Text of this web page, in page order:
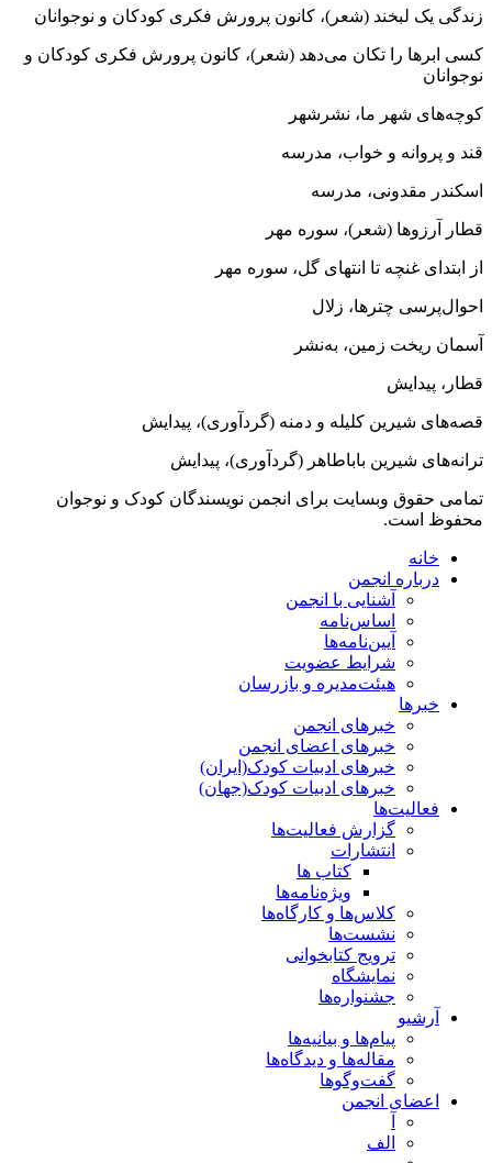
زندگى یک لبخند (شعر)، کانون پرورش فکرى کودکان و نوجوانان
کسى ابرها را تکان مى‌دهد (شعر)، کانون پرورش فکرى کودکان و
نوجوانان
کوچه‌هاى شهر ما، نشرشهر
قند و پروانه و خواب، مدرسه
اسکندر مقدونى، مدرسه
قطار آرزو‌ها (شعر)، سوره‌ مهر
از ابتداى غنچه تا انتهاى گل، سوره‌ مهر
احوال‌پرسى چترها، زلال
آسمان ریخت زمین، به‌نشر
قطار، پیدایش
قصه‌هاى شیرین کلیله و دمنه (گردآورى)، پیدایش
ترانه‌هاى شیرین باباطاهر (گردآورى)، پیدایش
تمامی حقوق وبسایت برای انجمن نویسندگان کودک و نوجوان
محفوظ است.
خانه
درباره انجمن
آشنایی با انجمن
اساس‌نامه
آیین‌نامه‌ها
شرایط عضویت
هیئت‌مدیره و بازرسان
خبرها
خبرهای انجمن
خبرهای اعضای انجمن
خبرهای ادبیات کودک(ایران)
خبرهای ادبیات کودک(جهان)
فعالیت‌ها
گزارش فعالیت‌ها
انتشارات
کتاب ها
ویژه‌نامه‌ها
کلاس‌ها و کارگاه‌ها
نشست‌ها
ترویج کتابخوانی
نمایشگاه
جشنواره‌ها
آرشیو
پیام‌ها و بیانیه‌ها
مقاله‌ها و دیدگاه‌ها
گفت‌وگوها
اعضای انجمن
الف